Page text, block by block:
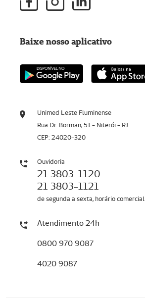
Unimed Leste Fluminense
Rua Dr. Borman, 51 - Niterói - RJ
CEP: 24020-320
Ouvidoria
21 3803-1120
21 3803-1121
de segunda a sexta, horário comercial
Atendimento 24h
0800 970 9087
4020 9087
Baixe nosso aplicativo